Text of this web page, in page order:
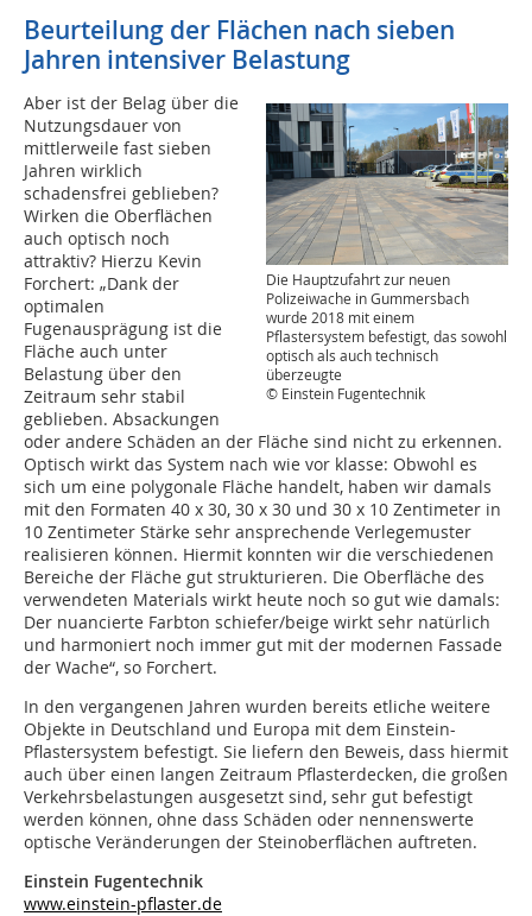
Beurteilung der Flächen nach sieben
Jahren intensiver Belastung
Die Hauptzufahrt zur neuen
Polizeiwache in Gummersbach
wurde 2018 mit einem
Pflastersystem befestigt, das sowohl
optisch als auch technisch
überzeugte
© Einstein Fugentechnik
Aber ist der Belag über die
Nutzungsdauer von
mittlerweile fast sieben
Jahren wirklich
schadensfrei geblieben?
Wirken die Oberflächen
auch optisch noch
attraktiv? Hierzu Kevin
Forchert: „Dank der
optimalen
Fugenausprägung ist die
Fläche auch unter
Belastung über den
Zeitraum sehr stabil
geblieben. Absackungen
oder andere Schäden an der Fläche sind nicht zu erkennen.
Optisch wirkt das System nach wie vor klasse: Obwohl es
sich um eine polygonale Fläche handelt, haben wir damals
mit den Formaten 40 x 30, 30 x 30 und 30 x 10 Zentimeter in
10 Zentimeter Stärke sehr ansprechende Verlegemuster
realisieren können. Hiermit konnten wir die verschiedenen
Bereiche der Fläche gut strukturieren. Die Oberfläche des
verwendeten Materials wirkt heute noch so gut wie damals:
Der nuancierte Farbton schiefer/beige wirkt sehr natürlich
und harmoniert noch immer gut mit der modernen Fassade
der Wache“, so Forchert.
In den vergangenen Jahren wurden bereits etliche weitere
Objekte in Deutschland und Europa mit dem Einstein-
Pflastersystem befestigt. Sie liefern den Beweis, dass hiermit
auch über einen langen Zeitraum Pflasterdecken, die großen
Verkehrsbelastungen ausgesetzt sind, sehr gut befestigt
werden können, ohne dass Schäden oder nennenswerte
optische Veränderungen der Steinoberflächen auftreten.
Einstein Fugentechnik
www.einstein-pflaster.de